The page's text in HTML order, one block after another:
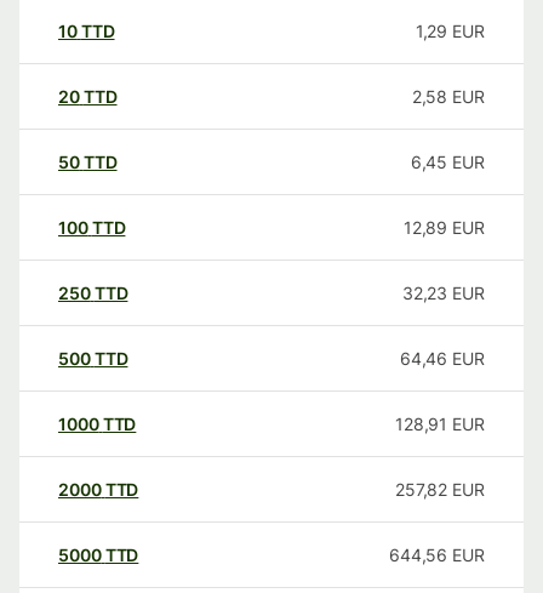
10TTD 1,29 EUR
20TTD 2,58 EUR
50TTD 6,45 EUR
100TTD 12,89 EUR
250TTD 32,23 EUR
500TTD 64,46 EUR
1000TTD 128,91 EUR
2000TTD 257,82 EUR
5000TTD 644,56 EUR